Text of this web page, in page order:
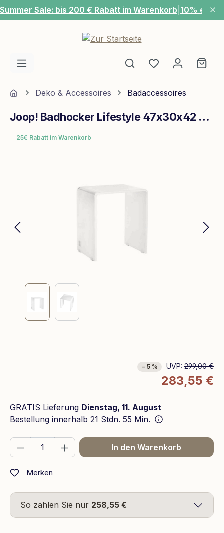
Zum Hauptinhalt springen
Summer Sale: bis 200 € Rabatt im Warenkorb 10% extra
Du hast 0
HomeDeko & Accessoires Badaccessoires
Joop! Badhocker Lifestyle 47x30x42 cm Weiß
25€ Rabatt im Warenkorb
− 5 % UVP: 299,00 €
283,55 €
GRATIS Lieferung Dienstag, 11. August
Bestellung innerhalb 21 Stdn. 55 Min.
Produkt Anzahl: Gib den gewünschten
In den Warenkorb
Merken
So zahlen Sie nur 258,55 €